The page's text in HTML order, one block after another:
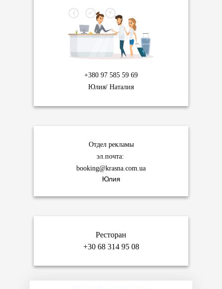
+380 97 585 59 69
Юлия/ Наталия
Отдел рекламы
эл.почта:
booking@krasna.com.ua
Юлия
Ресторан
+30 68 314 95 08